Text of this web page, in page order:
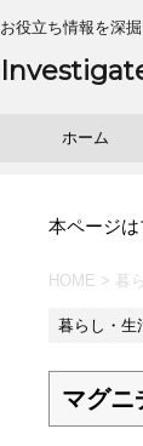
お役立ち情報を深
ホーム
本ページ
HOME > 暮
暮らし・生
マグニ